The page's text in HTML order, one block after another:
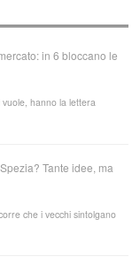
in 6 bloccano le
hanno la lettera
Tante idee, ma
che i vecchi sintolgano